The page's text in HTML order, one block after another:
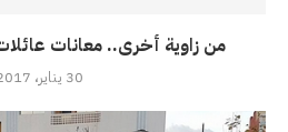
من زاوية أخرى.. معانات
30 يناير، 2017